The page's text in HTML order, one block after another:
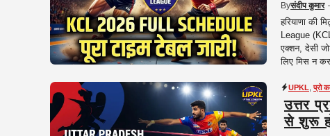
Byसंदीप कुमार
हरियाणा की
League
एक्शन, देसी
लिए मिस न
UPKL ,प्रो
उत्तर
से शुरू